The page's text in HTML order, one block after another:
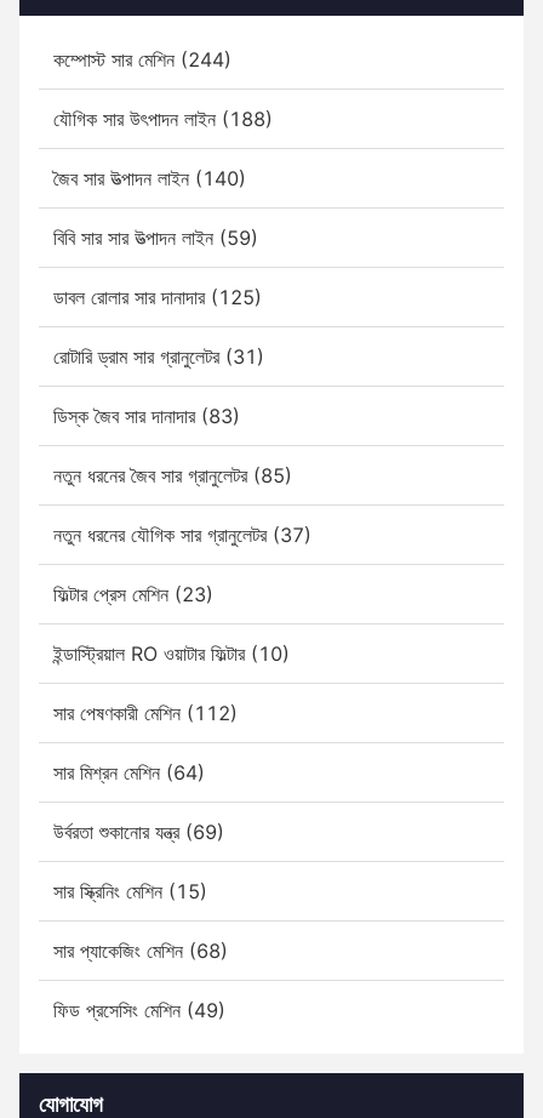
কম্পোস্ট সার মেশিন (244)
যৌগিক সার উৎপাদন লাইন (188)
জৈব সার উত্পাদন লাইন (140)
বিবি সার সার উত্পাদন লাইন (59)
ডাবল রোলার সার দানাদার (125)
রোটারি ড্রাম সার গ্রানুলেটর (31)
ডিস্ক জৈব সার দানাদার (83)
নতুন ধরনের জৈব সার গ্রানুলেটর (85)
নতুন ধরনের যৌগিক সার গ্রানুলেটর (37)
ফিল্টার প্রেস মেশিন (23)
ইন্ডাস্ট্রিয়াল RO ওয়াটার ফিল্টার (10)
সার পেষণকারী মেশিন (112)
সার মিশ্রন মেশিন (64)
উর্বরতা শুকানোর যন্ত্র (69)
সার স্ক্রিনিং মেশিন (15)
সার প্যাকেজিং মেশিন (68)
ফিড প্রসেসিং মেশিন (49)
যোগাযোগ